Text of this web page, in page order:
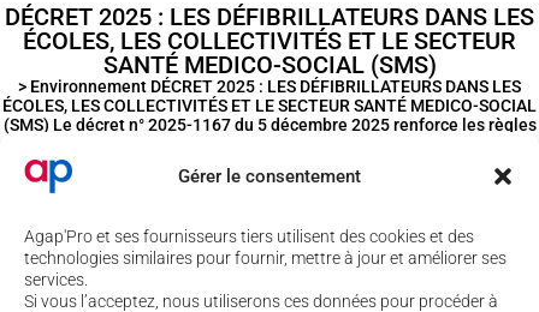
Gérer le consentement
Agap'Pro et ses fournisseurs tiers utilisent des cookies et des
technologies similaires pour fournir, mettre à jour et améliorer ses
services.
Si vous l’acceptez, nous utiliserons ces données pour procéder à
DÉCRET 2025 : LES DÉFIBRILLATEURS DANS LES
ÉCOLES, LES COLLECTIVITÉS ET LE SECTEUR
SANTÉ MEDICO-SOCIAL (SMS)
> Environnement DÉCRET 2025 : LES DÉFIBRILLATEURS DANS LES
ÉCOLES, LES COLLECTIVITÉS ET LE SECTEUR SANTÉ MEDICO-SOCIAL
(SMS) Le décret n° 2025-1167 du 5 décembre 2025 renforce les règles
certains...
Lire la suite de l'article